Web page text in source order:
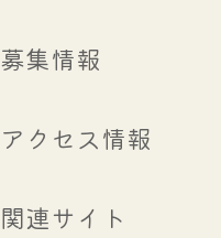
募集情報
アクセス情報
関連サイト